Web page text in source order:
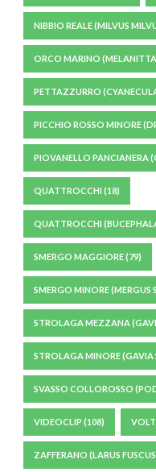
NIBBIO REALE (MILVUS
ORCO MARINO
PETTAZZURRO
PICCHIO ROSSO MINORE
PIOVANELLO PANCIANERA
QUATTROCCHI (18)
QUATTROCCHI
SMERGO MAGGIORE(79)
SMERGO MINORE (MERGUS
STROLAGA MEZZANA
STROLAGA MINORE (GAVIA
SVASSO COLLOROSSO
VIDEOCLIP (108)
ZAFFERANO (LARUS